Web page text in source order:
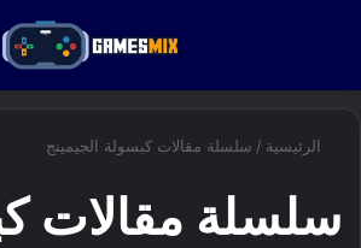
الرئيسية / سلسلة مقالات كبسولة الجيمينج
سلسلة مقالات